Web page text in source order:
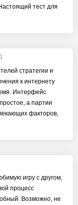
тест для
стратегии и
к интернету
Интерфейс
а партии
факторов,
игру с другом,
процесс
Возможно, не